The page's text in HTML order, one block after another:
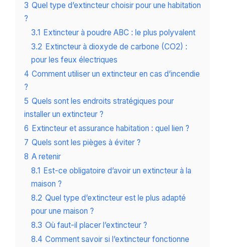
3 Quel type d’extincteur choisir pour une habitation
?
3.1 Extincteur à poudre ABC : le plus polyvalent
3.2 Extincteur à dioxyde de carbone (CO2) :
pour les feux électriques
4 Comment utiliser un extincteur en cas d’incendie
?
5 Quels sont les endroits stratégiques pour
installer un extincteur ?
6 Extincteur et assurance habitation : quel lien ?
7 Quels sont les pièges à éviter ?
8 A retenir
8.1 Est-ce obligatoire d’avoir un extincteur à la
maison ?
8.2 Quel type d’extincteur est le plus adapté
pour une maison ?
8.3 Où faut-il placer l’extincteur ?
8.4 Comment savoir si l’extincteur fonctionne